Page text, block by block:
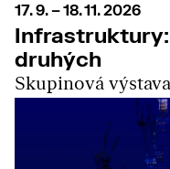
17. 9. – 18. 11. 2026
druhých
Skupinová výstava